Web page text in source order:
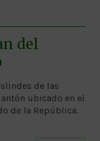
del
de las
ubicado en el
de la República.